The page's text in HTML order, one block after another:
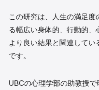
この研究は、人生の満足度
る幅広い身体的、行動的
より良い結果と関連して
です。
UBCの心理学部の助教授